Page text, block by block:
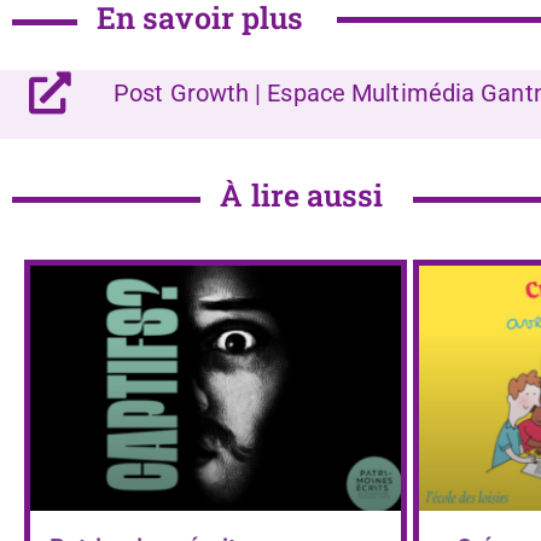
En savoir plus
Post Growth | Espace Multimédia
À lire aussi